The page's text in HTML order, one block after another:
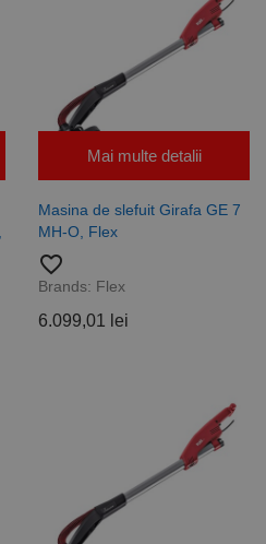
Mai multe detalii
Masina de slefuit Girafa GE 7
MH-O, Flex
favorite_border
Brands: Flex
6.099,01 lei